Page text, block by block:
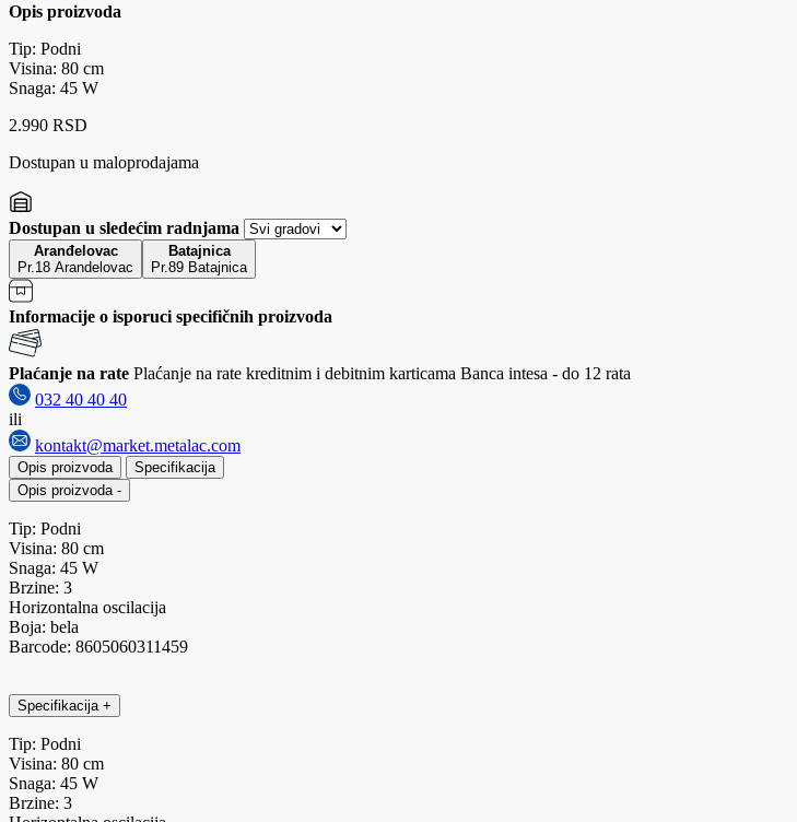
Opis proizvoda
Tip: Podni
Visina: 80 cm
Snaga: 45 W
2.990 RSD
Dostupan u maloprodajama
Dostupan u sledećim radnjama
Aranđelovac
Pr.18 Arandelovac
Batajnica
Pr.89 Batajnica
Informacije o isporuci specifičnih proizvoda
Plaćanje na rate Plaćanje na rate kreditnim i debitnim karticama Banca intesa - do 12 rata
032 40 40 40
ili
kontakt@market.metalac.com
Opis proizvoda
Specifikacija
Opis proizvoda -
Tip: Podni
Visina: 80 cm
Snaga: 45 W
Brzine: 3
Horizontalna oscilacija
Boja: bela
Barcode: 8605060311459
Specifikacija +
Tip: Podni
Visina: 80 cm
Snaga: 45 W
Brzine: 3